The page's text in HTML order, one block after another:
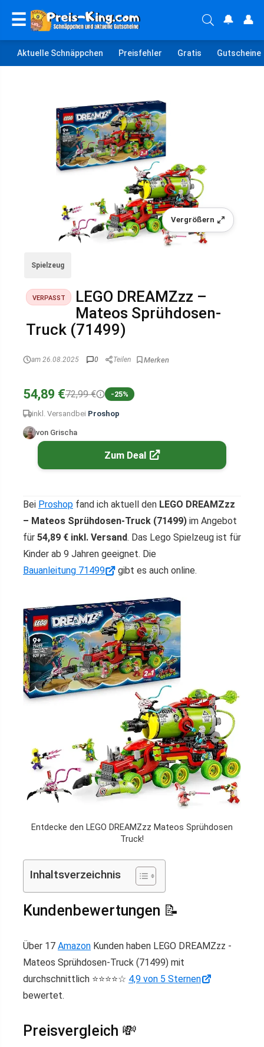
☰ 🔔 👤
Aktuelle Schnäppchen Preisfehler Gratis Gutscheine
Vergrößern
Spielzeug
VERPASST
LEGO DREAMZzz –
Mateos Sprühdosen-
Truck (71499)
am 26.08.2025 0 Teilen
54,89 €72,99 € -25%
inkl. Versand bei Proshop
von Grischa
Zum Deal
Bei Proshop fand ich aktuell den LEGO DREAMZzz
– Mateos Sprühdosen-Truck (71499) im Angebot
für 54,89 € inkl. Versand. Das Lego Spielzeug ist für
Kinder ab 9 Jahren geeignet. Die
Bauanleitung 71499
gibt es auch online.
Entdecke den LEGO DREAMZzz Mateos Sprühdosen
Truck!
Inhaltsverzeichnis
Kundenbewertungen 📝
Über 17 Amazon Kunden haben LEGO DREAMZzz -
Mateos Sprühdosen-Truck (71499) mit
durchschnittlich ⭐️⭐️⭐️⭐️☆ 4,9 von 5 Sternen
bewertet.
Preisvergleich 💸